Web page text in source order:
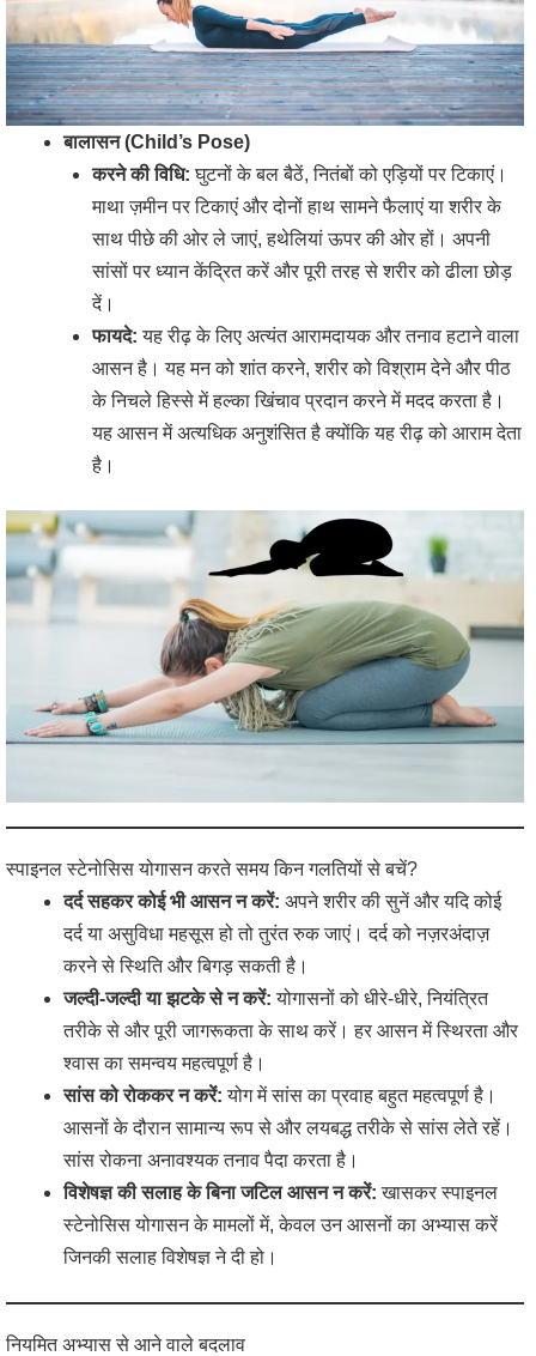
बालासन (Child’s Pose)
करने की विधि: घुटनों के बल बैठें, नितंबों को एड़ियों पर टिकाएं।
माथा ज़मीन पर टिकाएं और दोनों हाथ सामने फैलाएं या शरीर के
साथ पीछे की ओर ले जाएं, हथेलियां ऊपर की ओर हों। अपनी
सांसों पर ध्यान केंद्रित करें और पूरी तरह से शरीर को ढीला छोड़
दें।
फायदे: यह रीढ़ के लिए अत्यंत आरामदायक और तनाव हटाने वाला
आसन है। यह मन को शांत करने, शरीर को विश्राम देने और पीठ
के निचले हिस्से में हल्का खिंचाव प्रदान करने में मदद करता है।
यह आसन में अत्यधिक अनुशंसित है क्योंकि यह रीढ़ को आराम देता
है।
स्पाइनल स्टेनोसिस योगासन करते समय किन गलतियों से बचें?
दर्द सहकर कोई भी आसन न करें: अपने शरीर की सुनें और यदि कोई
दर्द या असुविधा महसूस हो तो तुरंत रुक जाएं। दर्द को नज़रअंदाज़
करने से स्थिति और बिगड़ सकती है।
जल्दी-जल्दी या झटके से न करें: योगासनों को धीरे-धीरे, नियंत्रित
तरीके से और पूरी जागरूकता के साथ करें। हर आसन में स्थिरता और
श्वास का समन्वय महत्वपूर्ण है।
सांस को रोककर न करें: योग में सांस का प्रवाह बहुत महत्वपूर्ण है।
आसनों के दौरान सामान्य रूप से और लयबद्ध तरीके से सांस लेते रहें।
सांस रोकना अनावश्यक तनाव पैदा करता है।
विशेषज्ञ की सलाह के बिना जटिल आसन न करें: खासकर स्पाइनल
स्टेनोसिस योगासन के मामलों में, केवल उन आसनों का अभ्यास करें
जिनकी सलाह विशेषज्ञ ने दी हो।
नियमित अभ्यास से आने वाले बदलाव